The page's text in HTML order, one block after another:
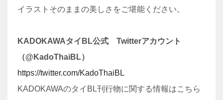
イラストそのままの美しさをご堪能ください。
KADOKAWAタイBL公式 Twitterアカウント
（@KadoThaiBL）
https://twitter.com/KadoThaiBL
KADOKAWAのタイBL刊行物に関する情報はこちら